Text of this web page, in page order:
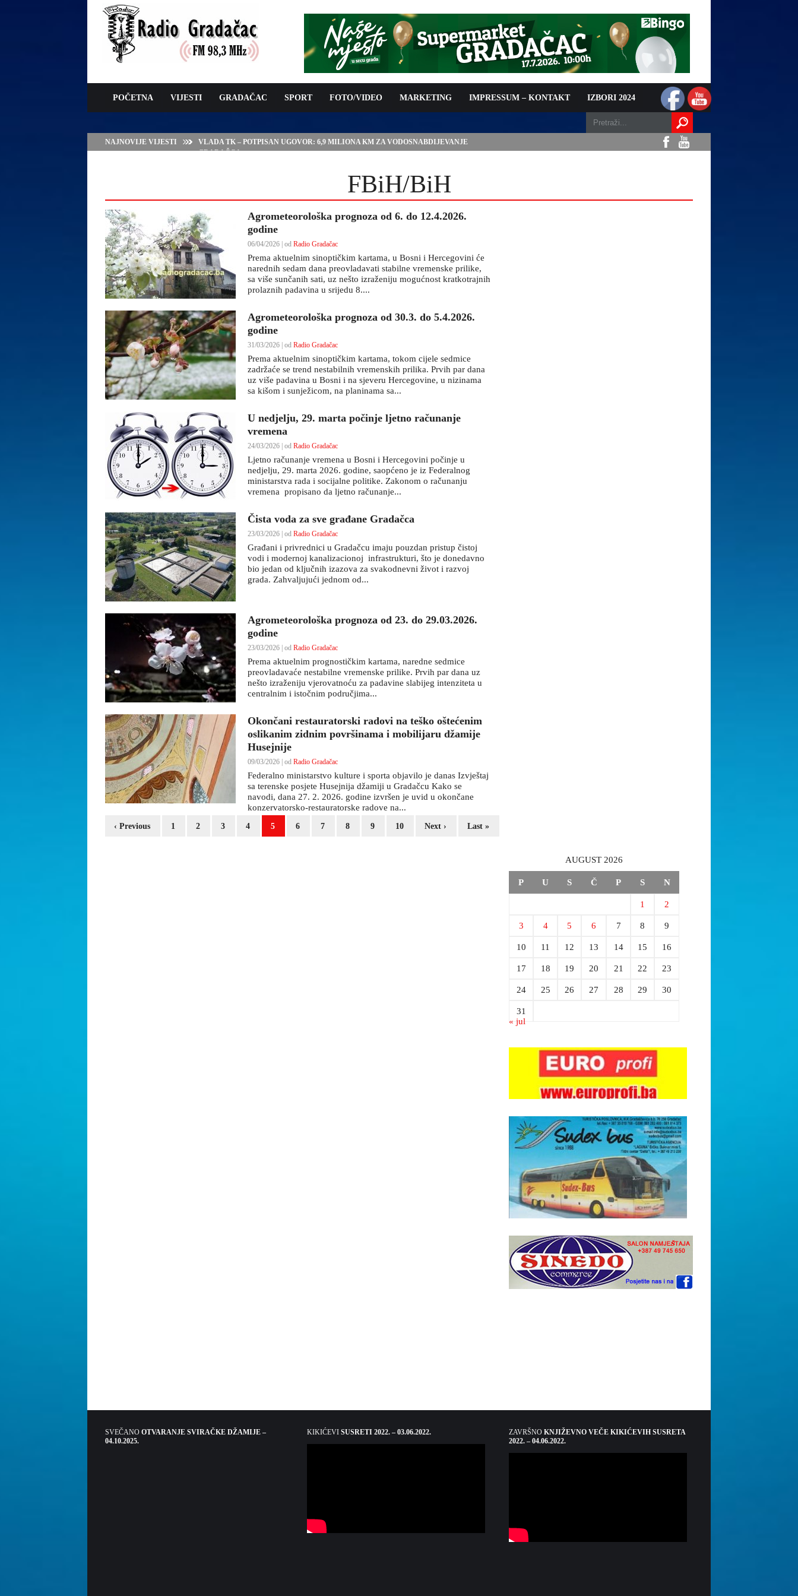
POČETNA VIJESTI GRADAČAC SPORT FOTO/VIDEO MARKETING IMPRESSUM – KONTAKT IZBORI 2024
NAJNOVIJE VIJESTI
VLADA TK – POTPISAN UGOVOR: 6,9 MILIONA KM ZA VODOSNABDIJEVANJE
GRADAČCA
FBiH/BiH
Agrometeorološka prognoza od 6. do 12.4.2026.
godine
06/04/2026 | od Radio Gradačac
Prema aktuelnim sinoptičkim kartama, u Bosni i Hercegovini će
narednih sedam dana preovladavati stabilne vremenske prilike,
sa više sunčanih sati, uz nešto izraženiju mogućnost kratkotrajnih
prolaznih padavina u srijedu 8....
Agrometeorološka prognoza od 30.3. do 5.4.2026.
godine
31/03/2026 | od Radio Gradačac
Prema aktuelnim sinoptičkim kartama, tokom cijele sedmice
zadržaće se trend nestabilnih vremenskih prilika. Prvih par dana
uz više padavina u Bosni i na sjeveru Hercegovine, u nizinama
sa kišom i sunježicom, na planinama sa...
U nedjelju, 29. marta počinje ljetno računanje
vremena
24/03/2026 | od Radio Gradačac
Ljetno računanje vremena u Bosni i Hercegovini počinje u
nedjelju, 29. marta 2026. godine, saopćeno je iz Federalnog
ministarstva rada i socijalne politike. Zakonom o računanju
vremena propisano da ljetno računanje...
Čista voda za sve građane Gradačca
23/03/2026 | od Radio Gradačac
Građani i privrednici u Gradačcu imaju pouzdan pristup čistoj
vodi i modernoj kanalizacionoj infrastrukturi, što je donedavno
bio jedan od ključnih izazova za svakodnevni život i razvoj
grada. Zahvaljujući jednom od...
Agrometeorološka prognoza od 23. do 29.03.2026.
godine
23/03/2026 | od Radio Gradačac
Prema aktuelnim prognostičkim kartama, naredne sedmice
preovladavaće nestabilne vremenske prilike. Prvih par dana uz
nešto izraženiju vjerovatnoću za padavine slabijeg intenziteta u
centralnim i istočnim područjima...
Okončani restauratorski radovi na teško oštećenim
oslikanim zidnim površinama i mobilijaru džamije
Husejnije
09/03/2026 | od Radio Gradačac
Federalno ministarstvo kulture i sporta objavilo je danas Izvještaj
sa terenske posjete Husejnija džamiji u Gradačcu Kako se
navodi, dana 27. 2. 2026. godine izvršen je uvid u okončane
konzervatorsko-restauratorske radove na...
‹ Previous 1 2 3 4 5 6 7 8 9 10 Next › Last »
AUGUST 2026
P U S Č P S N
1 2
3 4 5 6 7 8 9
10 11 12 13 14 15 16
17 18 19 20 21 22 23
24 25 26 27 28 29 30
31
« jul
SVEČANO OTVARANJE SVIRAČKE DŽAMIJE –
04.10.2025.
KIKIĆEVI SUSRETI 2022. – 03.06.2022. ZAVRŠNO KNJIŽEVNO VEČE KIKIĆEVIH SUSRETA
2022. – 04.06.2022.